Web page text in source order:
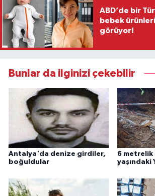
ABD’de bir
bebek
görüyor!
Bunlar da ilginizi çekebilir
Antalya'da denize girdiler,
boğuldular
6 metrelik
yaşındaki